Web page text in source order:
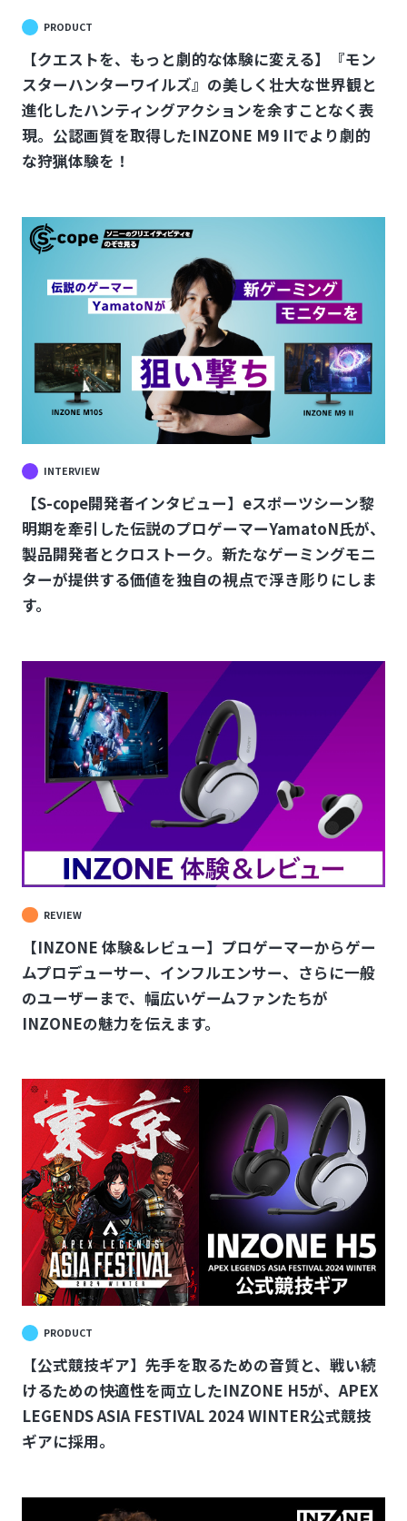
PRODUCT
【クエストを、もっと劇的な体験に変える】『モン
スターハンターワイルズ』の美しく壮大な世界観と
進化したハンティングアクションを余すことなく表
現。公認画質を取得したINZONE M9 IIでより劇的
な狩猟体験を！
INTERVIEW
【S-cope開発者インタビュー】eスポーツシーン黎
明期を牽引した伝説のプロゲーマーYamatoN氏が、
製品開発者とクロストーク。新たなゲーミングモニ
ターが提供する価値を独自の視点で浮き彫りにしま
す。
REVIEW
【INZONE 体験&レビュー】プロゲーマーからゲー
ムプロデューサー、インフルエンサー、さらに一般
のユーザーまで、幅広いゲームファンたちが
INZONEの魅力を伝えます。
PRODUCT
【公式競技ギア】先手を取るための音質と、戦い続
けるための快適性を両立したINZONE H5が、APEX
LEGENDS ASIA FESTIVAL 2024 WINTER公式競技
ギアに採用。